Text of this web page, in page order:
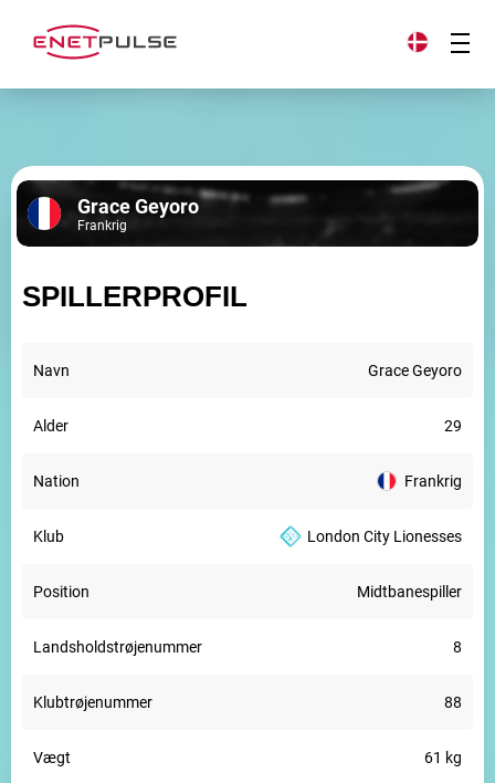
Grace Geyoro
Frankrig
SPILLERPROFIL
Navn Grace Geyoro
Alder 29
Nation Frankrig
Klub London City Lionesses
Position Midtbanespiller
Landsholdstrøjenummer 8
Klubtrøjenummer 88
Vægt 61 kg